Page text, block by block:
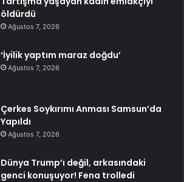
öldürdü
Ağustos 7, 2026
‘İyilik yaptım maraz doğdu’
Ağustos 7, 2026
Çerkes Soykırımı Anması Samsun’da
Yapıldı
Ağustos 7, 2026
Dünya Trump’ı değil, arkasındaki
genci konuşuyor! Fena trolledi